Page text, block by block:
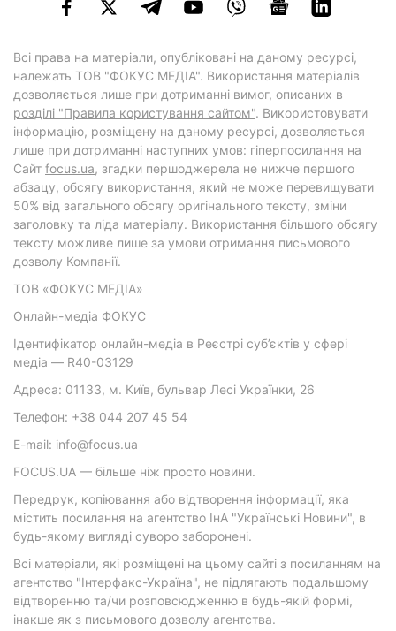
Всі права на матеріали, опубліковані на даному ресурсі,
належать ТОВ "ФОКУС МЕДІА". Використання матеріалів
дозволяється лише при дотриманні вимог, описаних в
розділі "Правила користування сайтом". Використовувати
інформацію, розміщену на даному ресурсі, дозволяється
лише при дотриманні наступних умов: гіперпосилання на
Cайт focus.ua, згадки першоджерела не нижче першого
абзацу, обсягу використання, який не може перевищувати
50% від загального обсягу оригінального тексту, зміни
заголовку та ліда матеріалу. Використання більшого обсягу
тексту можливе лише за умови отримання письмового
дозволу Компанії.
ТОВ «ФОКУС МЕДІА»
Онлайн-медіа ФОКУС
Ідентифікатор онлайн-медіа в Реєстрі суб’єктів у сфері
медіа — R40-03129
Адреса: 01133, м. Київ, бульвар Лесі Українки, 26
Телефон: +38 044 207 45 54
E-mail: info@focus.ua
FOCUS.UA — більше ніж просто новини.
Передрук, копіювання або відтворення інформації, яка
містить посилання на агентство ІнА "Українські Новини", в
будь-якому вигляді суворо заборонені.
Всі матеріали, які розміщені на цьому сайті з посиланням на
агентство "Інтерфакс-Україна", не підлягають подальшому
відтворенню та/чи розповсюдженню в будь-якій формі,
інакше як з письмового дозволу агентства.